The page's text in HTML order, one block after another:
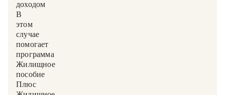
доходом.
В
этом
случае
помогает
программа
«Жилищное
пособие-
Плюс»: